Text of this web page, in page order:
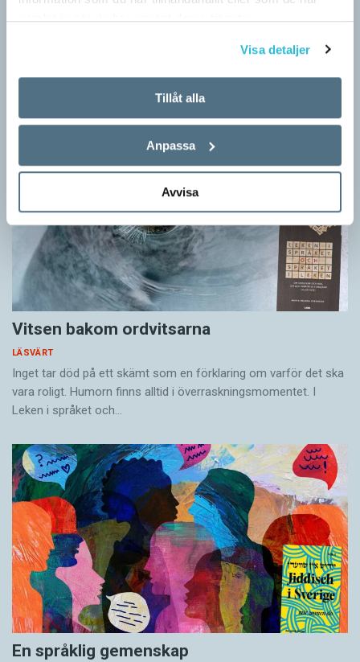
samlat in när du har använt deras tjänster.
Visa detaljer
Tillåt alla
Anpassa
Avvisa
Johansson följe med författare som August Strindberg,
Vitsen bakom ordvitsarna
LÄSVÄRT
Inget tar död på ett skämt som en förklaring om varför det ska
vara roligt. Humorn finns alltid i överrask­ningsmomentet. I
Leken i språket och…
En språklig gemenskap